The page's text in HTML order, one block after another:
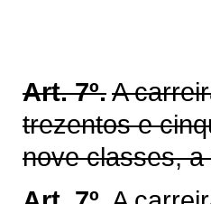
Art. 7º.A
trezentos e
nove classes,